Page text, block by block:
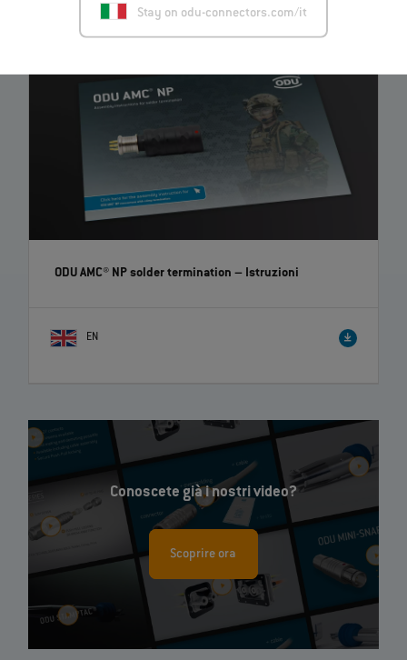
Stay on odu-connectors.com/it
ODU AMC® NP solder termination – Istruzioni
EN
Conoscete già i nostri video?
Scoprire ora